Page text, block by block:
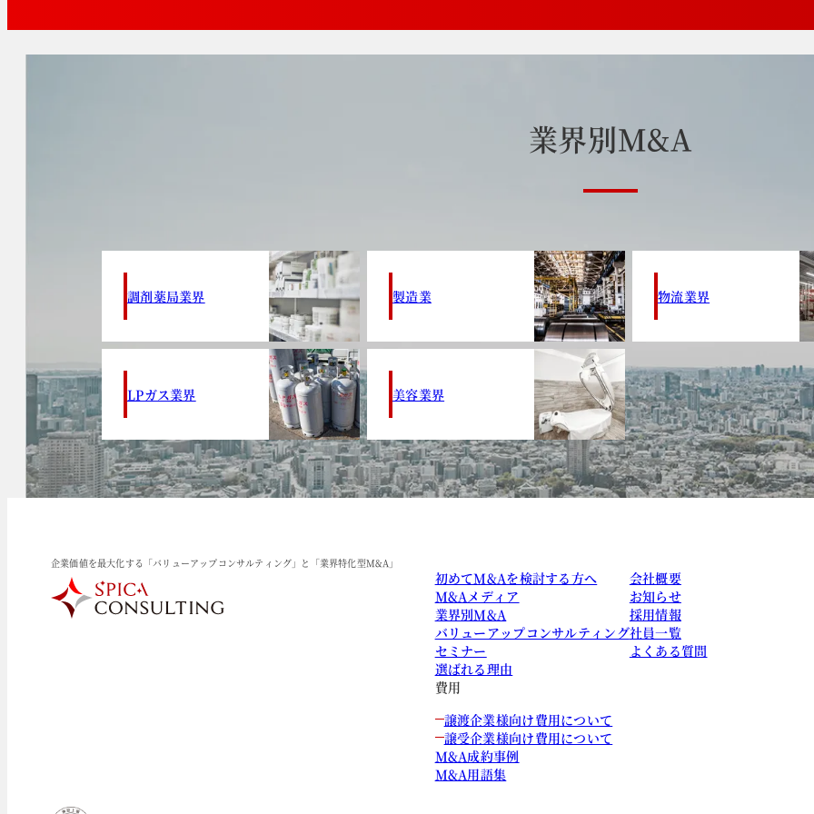
業界別M&A
調剤薬局業界 製造業 物流業界
LPガス業界 美容業界
企業価値を最大化する「バリューアップコンサルティング」と「業界特化型M&A」
初めてM&Aを検討する方へ
M&Aメディア
業界別M&A
バリューアップコンサルティング
セミナー
選ばれる理由
費用
譲渡企業様向け費用について
譲受企業様向け費用について
M&A成約事例
M&A用語集
会社概要
お知らせ
採用情報
社員一覧
よくある質問